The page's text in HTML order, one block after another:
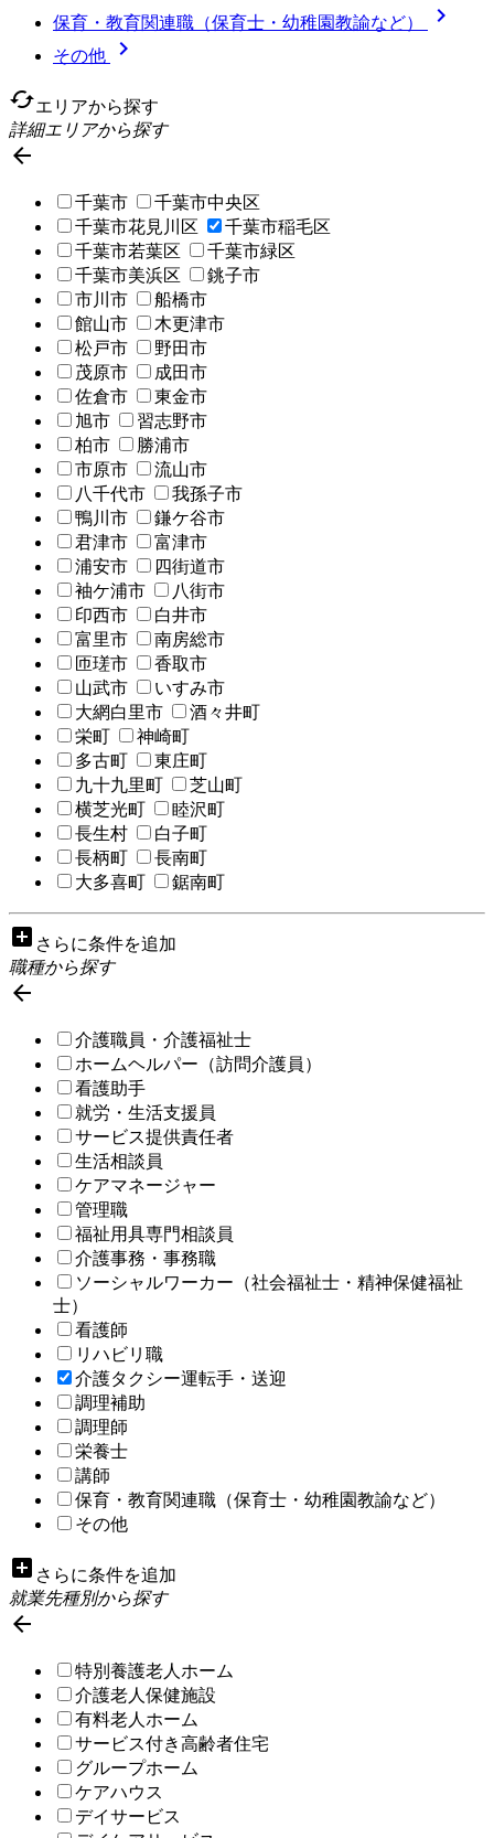
保育・教育関連職（保育士・幼稚園教諭など） 
その他

cachedエリアから探す
詳細エリアから探す

千葉市
千葉市中央区
千葉市花見川区
千葉市稲毛区
千葉市若葉区
千葉市緑区
千葉市美浜区
銚子市
市川市
船橋市
館山市
木更津市
松戸市
野田市
茂原市
成田市
佐倉市
東金市
旭市
習志野市
柏市
勝浦市
市原市
流山市
八千代市
我孫子市
鴨川市
鎌ケ谷市
君津市
富津市
浦安市
四街道市
袖ケ浦市
八街市
印西市
白井市
富里市
南房総市
匝瑳市
香取市
山武市
いすみ市
大網白里市
酒々井町
栄町
神崎町
多古町
東庄町
九十九里町
芝山町
横芝光町
睦沢町
長生村
白子町
長柄町
長南町
大多喜町
鋸南町
add_box さらに条件を追加
職種から探す

介護職員・介護福祉士
ホームヘルパー（訪問介護員）
看護助手
就労・生活支援員
サービス提供責任者
生活相談員
ケアマネージャー
管理職
福祉用具専門相談員
介護事務・事務職
ソーシャルワーカー（社会福祉士・精神保健福祉
士）
看護師
リハビリ職
介護タクシー運転手・送迎
調理補助
調理師
栄養士
講師
保育・教育関連職（保育士・幼稚園教諭など）
その他
add_box さらに条件を追加
就業先種別から探す

特別養護老人ホーム
介護老人保健施設
有料老人ホーム
サービス付き高齢者住宅
グループホーム
ケアハウス
デイサービス